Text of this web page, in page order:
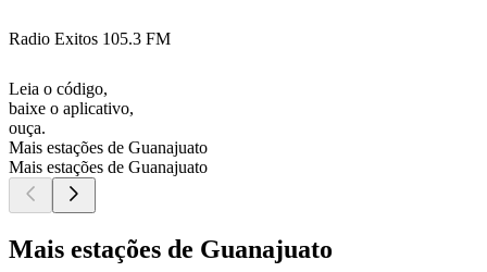
Radio Exitos 105.3 FM
Leia o código,
baixe o aplicativo,
ouça.
Mais estações de Guanajuato
Mais estações de Guanajuato
Mais estações de Guanajuato